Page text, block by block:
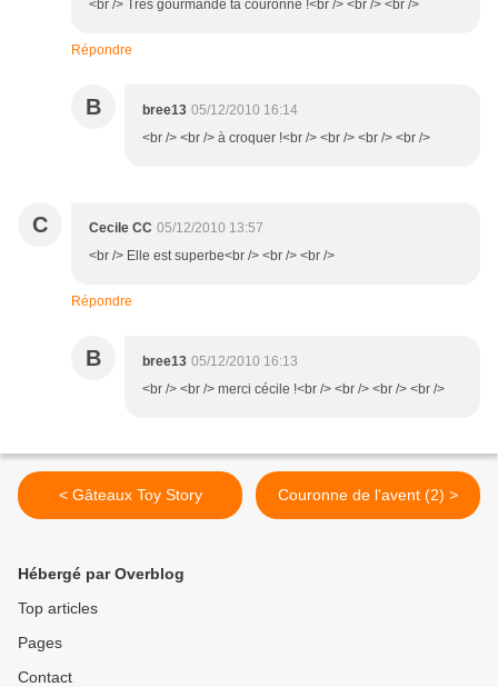
<br /> Très gourmande ta couronne !<br /> <br /> <br />
Répondre
B bree13 05/12/2010 16:14
<br /> <br /> à croquer !<br /> <br /> <br /> <br />
C Cecile CC 05/12/2010 13:57
<br /> Elle est superbe<br /> <br /> <br />
Répondre
B bree13 05/12/2010 16:13
<br /> <br /> merci cécile !<br /> <br /> <br /> <br />
< Gâteaux Toy Story Couronne de l'avent (2) >
Hébergé par Overblog
Top articles
Pages
Contact